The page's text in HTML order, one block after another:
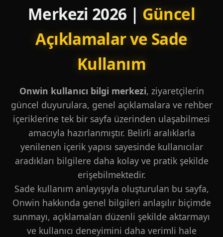
Merkezi 2026 | Güncel
Açıklamalar ve Sade
Kullanım
Onwin kullanıcı bilgi merkezi, ziyaretçilerin
güncel duyurulara, genel açıklamalara ve rehber
içeriklerine tek bir sayfa üzerinden ulaşabilmesi
amacıyla hazırlanmıştır. Belirli aralıklarla
yenilenen içerik yapısı sayesinde kullanıcılar
aradıkları bilgilere daha kolay ve pratik şekilde
erişebilmektedir.
Sade kullanım anlayışıyla oluşturulan bu sayfa,
Onwin hakkında genel bilgileri anlaşılır biçimde
sunmayı, açıklamaları düzenli şekilde aktarmayı
ve kullanıcı deneyimini daha verimli hale